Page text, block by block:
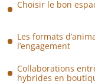
Choisir le bon
Les formats
l’engagement
Collaborations
hybrides en